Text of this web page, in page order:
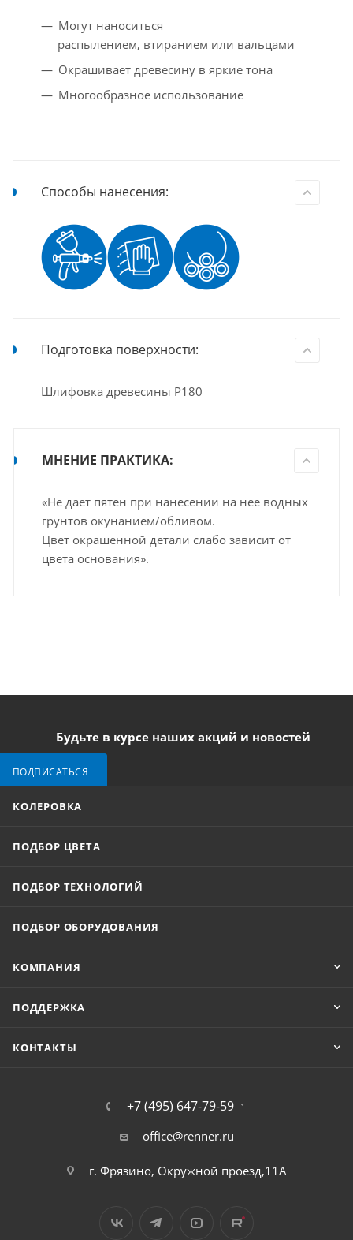
Могут наноситься
распылением, втиранием или вальцами
Окрашивает древесину в яркие тона
Многообразное использование
Способы нанесения:
Подготовка поверхности:
Шлифовка древесины Р180
МНЕНИЕ ПРАКТИКА:
«Не даёт пятен при нанесении на неё водных
грунтов окунанием/обливом.
Цвет окрашенной детали слабо зависит от
цвета основания».
Будьте в курсе наших акций и новостей
ПОДПИСАТЬСЯ
КОЛЕРОВКА
ПОДБОР ЦВЕТА
ПОДБОР ТЕХНОЛОГИЙ
ПОДБОР ОБОРУДОВАНИЯ
КОМПАНИЯ
ПОДДЕРЖКА
КОНТАКТЫ
+7 (495) 647-79-59
office@renner.ru
г. Фрязино, Окружной проезд,11А